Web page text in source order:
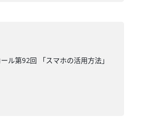
ル第92回 「スマホの活用方法」